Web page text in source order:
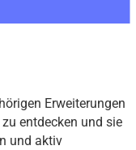
Erweiterungen
entdecken und sie
und aktiv